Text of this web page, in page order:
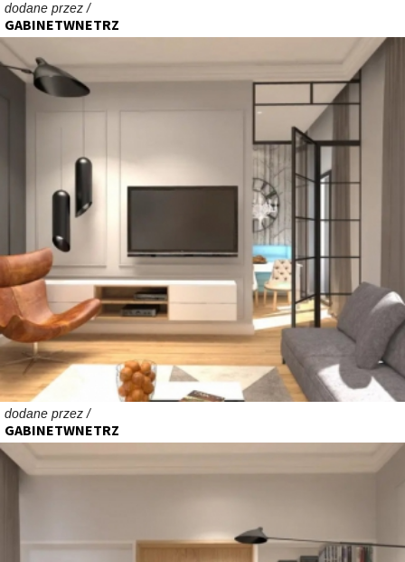
dodane przez /
GABINETWNETRZ
dodane przez /
GABINETWNETRZ